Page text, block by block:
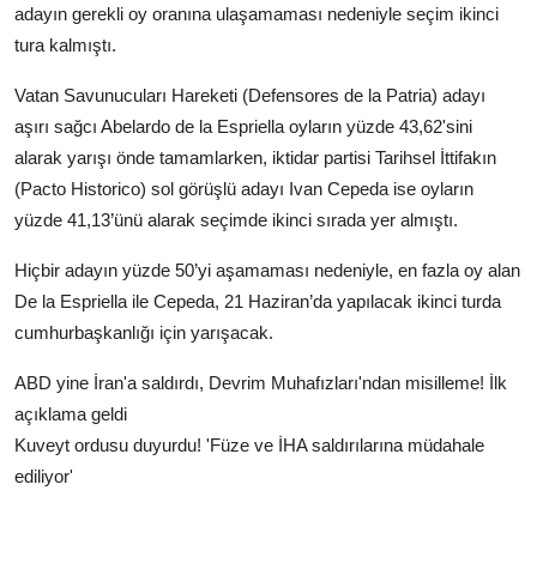
adayın gerekli oy oranına ulaşamaması nedeniyle seçim ikinci
tura kalmıştı.
Vatan Savunucuları Hareketi (Defensores de la Patria) adayı
aşırı sağcı Abelardo de la Espriella oyların yüzde 43,62'sini
alarak yarışı önde tamamlarken, iktidar partisi Tarihsel İttifakın
(Pacto Historico) sol görüşlü adayı Ivan Cepeda ise oyların
yüzde 41,13’ünü alarak seçimde ikinci sırada yer almıştı.
Hiçbir adayın yüzde 50’yi aşamaması nedeniyle, en fazla oy alan
De la Espriella ile Cepeda, 21 Haziran’da yapılacak ikinci turda
cumhurbaşkanlığı için yarışacak.
ABD yine İran'a saldırdı, Devrim Muhafızları'ndan misilleme! İlk
açıklama geldi
Kuveyt ordusu duyurdu! 'Füze ve İHA saldırılarına müdahale
ediliyor'